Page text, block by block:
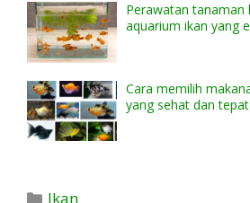
Perawatan tanaman
aquarium ikan yang
Cara memilih
yang sehat dan tepat
Kategori
Ikan